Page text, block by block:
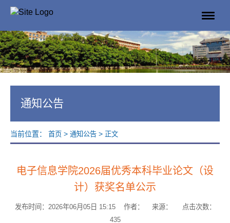
通知公告
当前位置： 首页 > 通知公告 > 正文
电子信息学院2026届优秀本科毕业论文（设
计）获奖名单公示
发布时间：2026年06月05日 15:15 作者： 来源： 点击次数：
435